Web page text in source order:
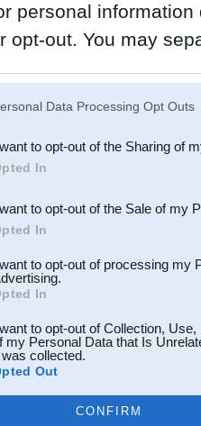
personal
opt-out. You may
Participants
parties.
Data Processing Opt Outs
to opt-out of the Sharing of
In
to opt-out of the Sale of my
In
to opt-out of processing my
In
to opt-out of Collection,
my Personal Data that Is
was collected.
Out
CONFIRM